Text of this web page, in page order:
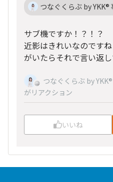
つなぐくらぶ by YKK®
サブ機ですか！？！？
近影はきれいなのです
がいたらそれで言い返し
つなぐくらぶ by
がリアクション
いいね